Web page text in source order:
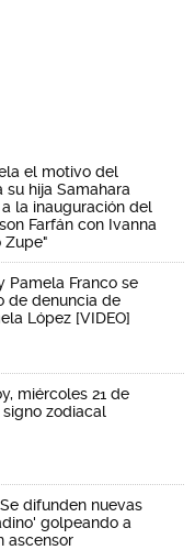
el motivo del
hija Samahara
la inauguración del
Farfán con Ivanna
Zupe"
Pamela Franco se
de denuncia de
López [VIDEO]
miércoles 21 de
zodiacal
difunden nuevas
golpeando a
ascensor